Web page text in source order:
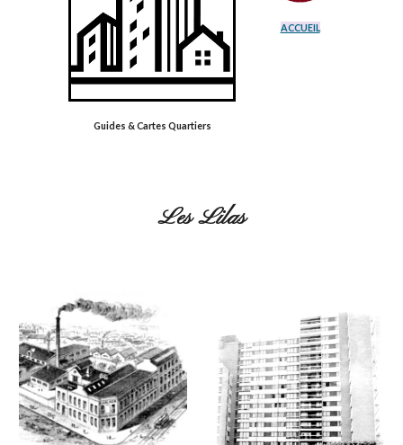
Guides & Cartes Quartiers
ACCUEIL
Les Lilas